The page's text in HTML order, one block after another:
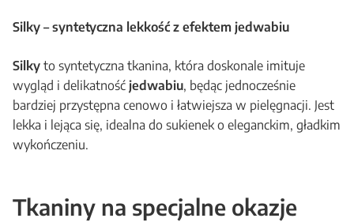
Silky – syntetyczna lekkość z efektem jedwabiu
Silky to syntetyczna tkanina, która doskonale imituje
wygląd i delikatność jedwabiu, będąc jednocześnie
bardziej przystępna cenowo i łatwiejsza w pielęgnacji. Jest
lekka i lejąca się, idealna do sukienek o eleganckim, gładkim
wykończeniu.
Tkaniny na specjalne okazje